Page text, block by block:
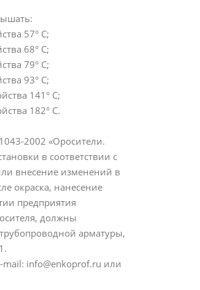
57° С;
68° С;
79° С;
93° С;
141° С;
182° С.
2002 «Оросители.
в соответствии с
внесение изменений в
окраска, нанесение
предприятия
должны
арматуры,
info@enkoprof.ru или